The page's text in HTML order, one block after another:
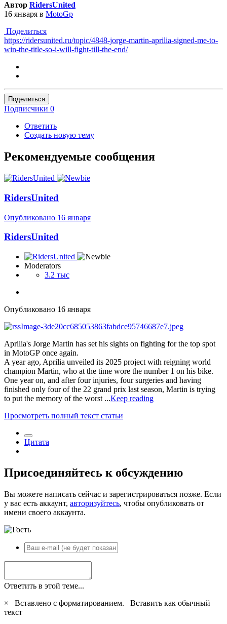
Автор RidersUnited
16 января в MotoGp
Поделиться
https://ridersunited.ru/topic/4848-jorge-martin-aprilia-signed-me-to-
win-the-title-so-i-will-fight-till-the-end/
Поделиться
Подписчики 0
Ответить
Создать новую тему
Рекомендуемые сообщения
RidersUnited
Опубликовано 16 января
RidersUnited
Moderators
3.2 тыс
Опубликовано 16 января
Aprilia's Jorge Martin has set his sights on fighting for the top spot
in MotoGP once again.
A year ago, Aprilia unveiled its 2025 project with reigning world
champion Martin, who at the time wore the number 1 on his bike.
One year on, and after four injuries, four surgeries and having
finished only four of the 22 grand prix last season, Martin is trying
to put the memory of the worst ...Keep reading
Просмотреть полный текст статьи
Цитата
Присоединяйтесь к обсуждению
Вы можете написать сейчас и зарегистрироваться позже. Если
у вас есть аккаунт, авторизуйтесь, чтобы опубликовать от
имени своего аккаунта.
Ответить в этой теме...
×
Вставлено с форматированием. Вставить как обычный
текст